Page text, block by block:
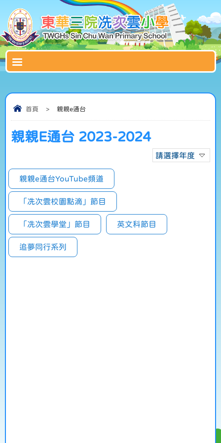
首頁 > 親親e通台
親親E通台 2023-2024
請選擇年度
親親e通台YouTube頻道
「冼次雲校園點滴」節目
「冼次雲學堂」節目 英文科節目
追夢同行系列